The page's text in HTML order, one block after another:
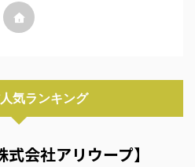
気ランキング
会社アリウープ】